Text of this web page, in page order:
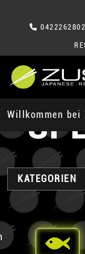
0422262802
Willkommen bei
KATEGORIEN